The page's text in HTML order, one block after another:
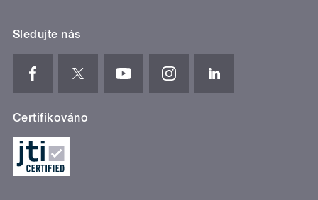
Sledujte nás
Certifikováno